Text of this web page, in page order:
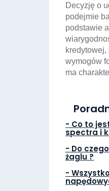
Decyzję o
podejmie
podstawie
kredytowej,
wymogów
ma
- Co to
spectra i
- Do
żaglu ?
-